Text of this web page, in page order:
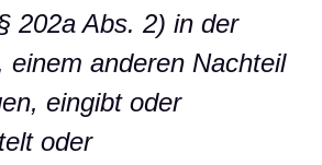
202a Abs. 2) in der
einem anderen Nachteil
eingibt oder
oder